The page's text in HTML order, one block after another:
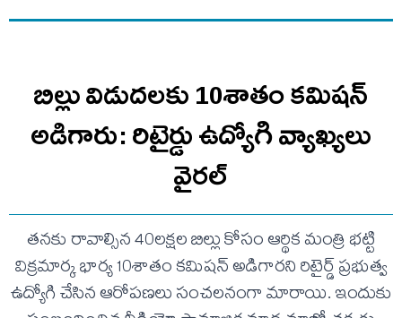
బిల్లు విడుదలకు 10శాతం కమిషన్
అడిగారు: రిటైర్డు ఉద్యోగి వ్యాఖ్యలు
వైరల్
తనకు రావాల్సిన 40లక్షల బిల్లు కోసం ఆర్థిక మంత్రి భట్టి
విక్రమార్క భార్య 10శాతం కమిషన్ అడిగారని రిటైర్డ్ ప్రభుత్వ
ఉద్యోగి చేసిన ఆరోపణలు సంచలనంగా మారాయి. ఇందుకు